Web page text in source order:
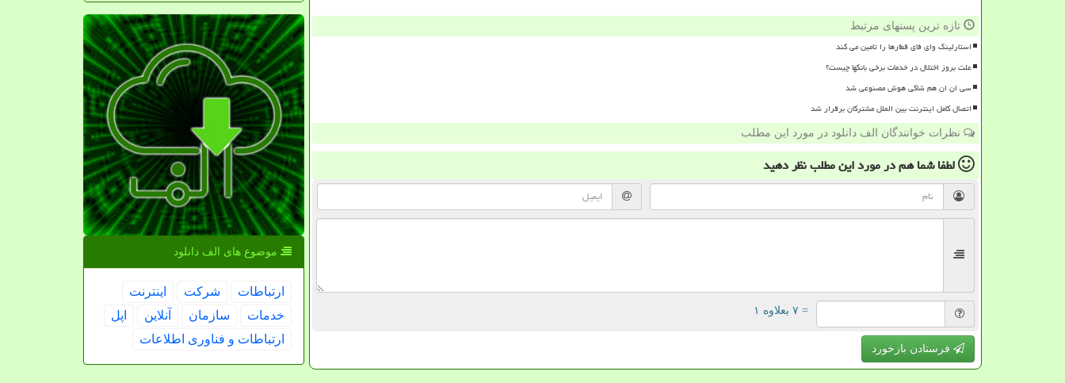
تازه ترین پستهای مرتبط
استارلینک وای فای قطارها را تامین می کند
علت بروز اختلال در خدمات برخی بانکها چیست؟
سی ان ان هم شاکی هوش مصنوعی شد
اتصال کامل اینترنت بین الملل مشترکان برقرار شد
نظرات خوانندگان الف دانلود در مورد این مطلب
لطفا شما همدر مورد این مطلبنظر دهید
= ۷ بعلاوه ۱
فرستادن بازخورد
موضوع های الف دانلود
ارتباطات شركت
اینترنت
خدمات
سازمان آنلاین
اپل
ارتباطات و فناوری اطلاعات